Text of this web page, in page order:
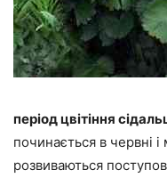
період цвітіння
починається в червні
розвиваються